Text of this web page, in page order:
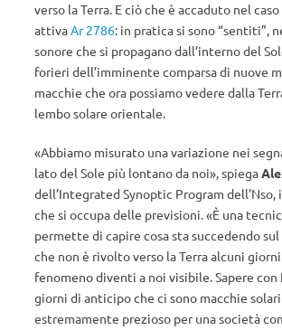
verso la Terra. E ciò che è accaduto nel
attivaAr 2786: in pratica si sono “sentiti”,
sonore che si propagano dall’interno del
forieri dell’imminente comparsa di nuove
macchie che ora possiamo vedere dalla
lembo solare orientale.
«Abbiamo misurato una variazione nei
lato del Sole più lontano da noi», spiega
dell’Integrated Synoptic Program dell’Nso,
che si occupa delle previsioni. «È una
permette di capire cosa sta succedendo
che non è rivolto verso la Terra alcuni
fenomeno diventi a noi visibile. Sapere con
giorni di anticipo che ci sono macchie
estremamente prezioso per una società